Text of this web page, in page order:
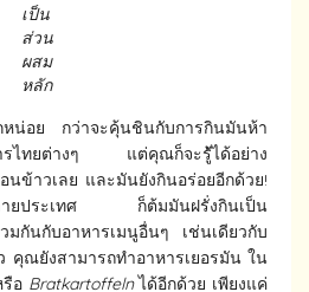
เป็น
ส่วน
ผสม
หลัก
หน่อย กว่าจะคุ้นชินกับการกินมันห้า
รไทยต่างๆ แต่คุณก็จะรัู้ได้อย่าง
นข้าวเลย และมันยังกินอร่อยอีกด้วย!
ลายประเทศ ก็ต้มมันฝรั่งกินเป็น
มกันกับอาหารเมนูอื่นๆ เช่นเดียวกับ
คุณยังสามารถทำอาหารเยอรมัน ใน
อ Bratkartoffelnได้อีกด้วย เพียงแค่